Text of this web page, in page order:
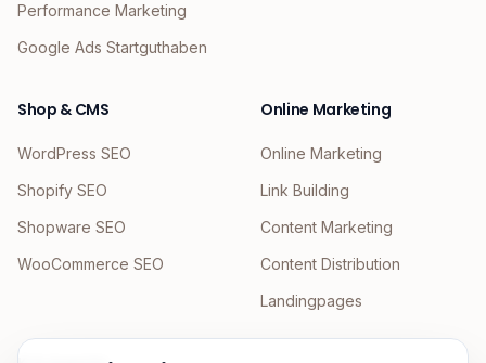
Performance Marketing
Google Ads Startguthaben
Shop & CMS
WordPress SEO
Shopify SEO
Shopware SEO
WooCommerce SEO
Online Marketing
Online Marketing
Link Building
Content Marketing
Content Distribution
Landingpages